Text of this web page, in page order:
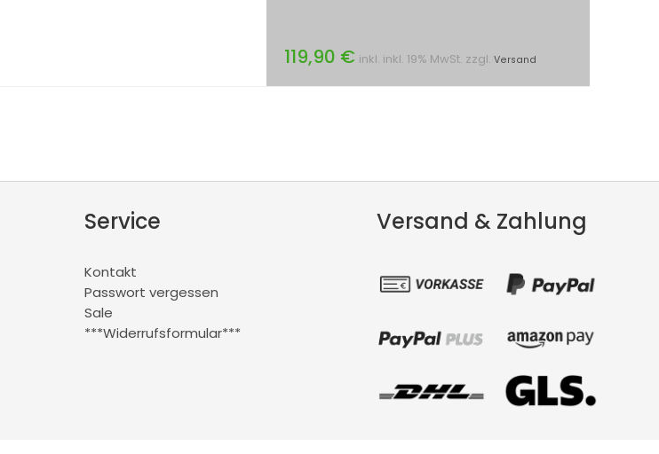
119,90 € inkl. inkl. 19% MwSt. zzgl. Versand
Service
Kontakt
Passwort vergessen
Sale
***Widerrufsformular***
Versand & Zahlung